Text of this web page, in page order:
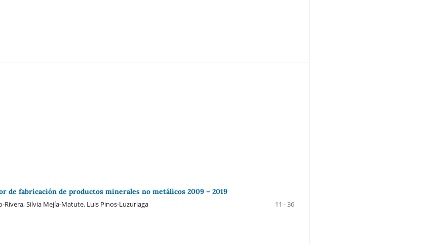
de fabricación de productos minerales no metálicos 2009 – 2019
Silvia Mejía-Matute, Luis Pinos-Luzuriaga
11 - 36